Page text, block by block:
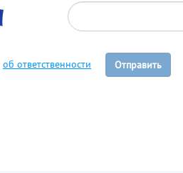
об ответственности Отправить